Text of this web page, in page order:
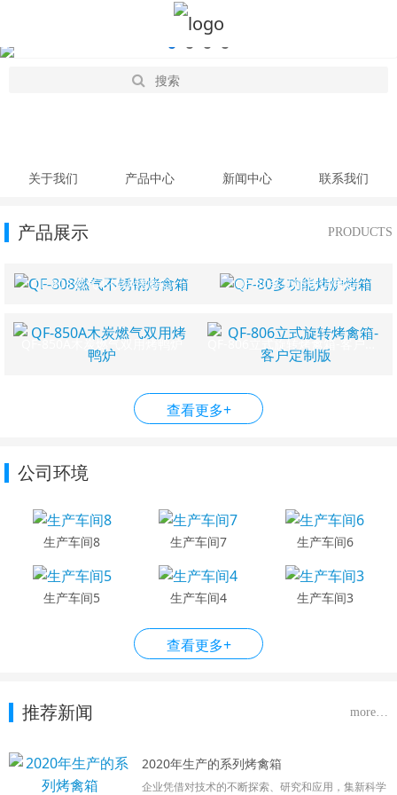
关于我们 产品中心 新闻中心 联系我们
产品展示 PRODUCTS
QF-808燃气不锈钢烤禽箱 QF-80多功能烤炉烤箱
QF-850A木炭燃气双用烤鸭炉 QF-806立式旋转烤禽箱-客户定制版
查看更多+
公司环境
生产车间8 生产车间7 生产车间6
生产车间5 生产车间4 生产车间3
查看更多+
推荐新闻 more…
2020年生产的系列烤禽箱
企业凭借对技术的不断探索、研究和应用，集新科学